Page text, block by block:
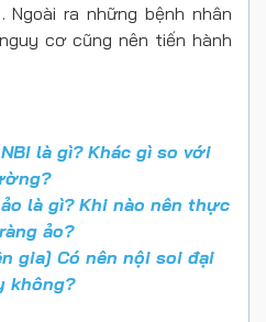
ra những bệnh nhân
cơ cũng nên tiến hành
là gì? Khác gì so với
là gì? Khi nào nên thực
ảo?
gia] Có nên nội soi đại
không?